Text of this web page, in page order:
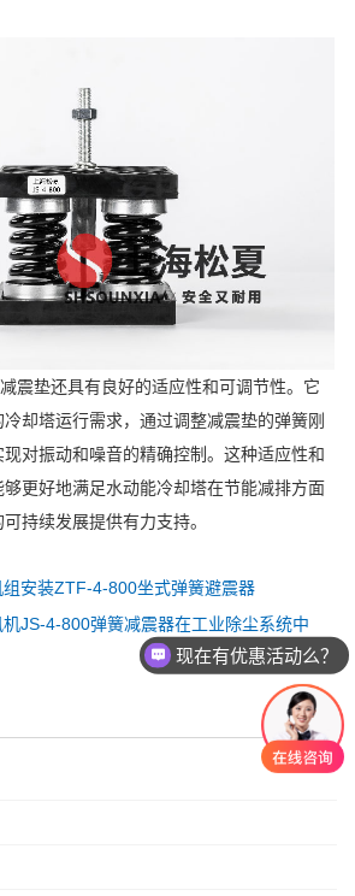
震垫还具有良好的适应性和可调节性。它
却塔运行需求，通过调整减震垫的弹簧刚
对振动和噪音的精确控制。这种适应性和
更好地满足水动能冷却塔在节能减排方面
持续发展提供有力支持。
组安装ZTF-4-800坐式弹簧避震器
JS-4-800弹簧减震器在工业除尘系统中
现在有优惠活动么？